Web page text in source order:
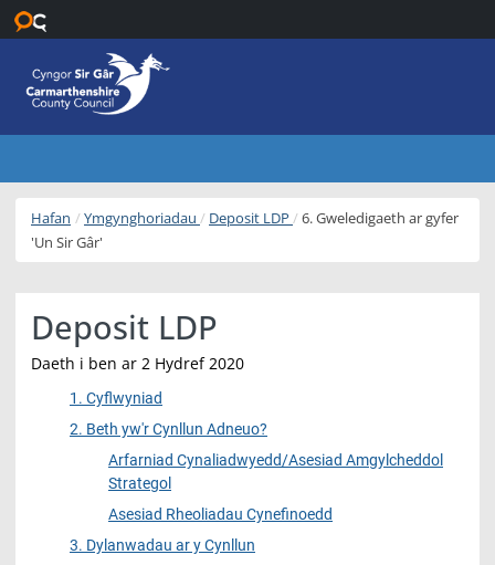
Hafan Ymgynghoriadau Deposit LDP
6. Gweledigaeth ar gyfer
'Un Sir Gâr'
Deposit LDP
Daeth i ben ar 2 Hydref 2020
1. Cyflwyniad
2. Beth yw'r Cynllun Adneuo?
Arfarniad Cynaliadwyedd/Asesiad Amgylcheddol
Strategol
Asesiad Rheoliadau Cynefinoedd
3. Dylanwadau ar y Cynllun